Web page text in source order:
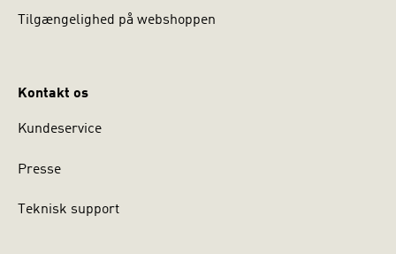
Tilgængelighed på webshoppen
Kontakt os
Kundeservice
Presse
Teknisk support